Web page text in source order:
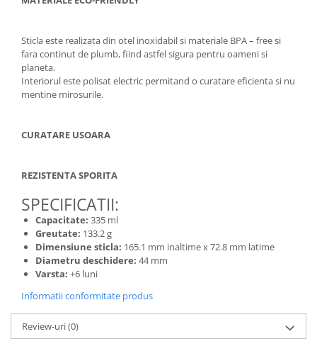
Sticla este realizata din otel inoxidabil si materiale BPA – free si
fara continut de plumb, fiind astfel sigura pentru oameni si
planeta.
Interiorul este polisat electric permitand o curatare eficienta si nu
mentine mirosurile.
CURATARE USOARA
REZISTENTA SPORITA
SPECIFICATII:
Capacitate: 335 ml
Greutate: 133.2 g
Dimensiune sticla: 165.1 mm inaltime x 72.8 mm latime
Diametru deschidere: 44 mm
Varsta: +6 luni
Informatii conformitate produs
Review-uri(0)